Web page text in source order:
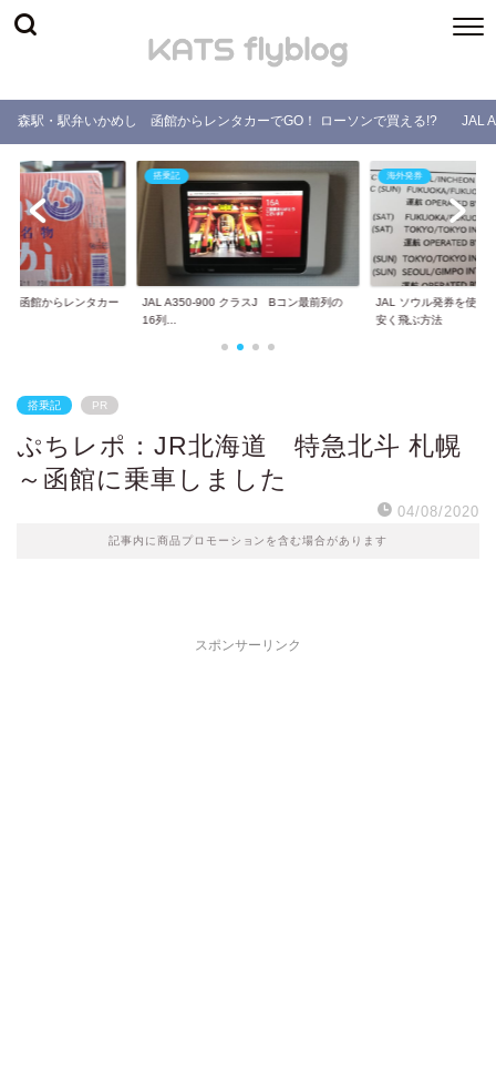
森駅・駅弁いかめし 函館からレンタカーでGO！ ローソンで買える!? JAL
スJ Bコン最前列の
海外発券
JAL ソウル発券を使って繁忙期の国内線を
安く飛ぶ方法
海外発券
ソウル発券 MHビジネ
行のプランを考え...
搭乗記 PR
ぷちレポ：JR北海道 特急北斗 札幌
～函館に乗車しました
04/08/2020
記事内に商品プロモーションを含む場合があります
スポンサーリンク